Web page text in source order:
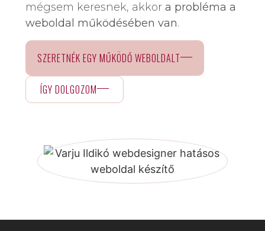
mégsem keresnek, akkor a probléma a
weboldal működésében van.
SZERETNÉK EGY MŰKÖDŐ WEBOLDALT
ÍGY DOLGOZOM